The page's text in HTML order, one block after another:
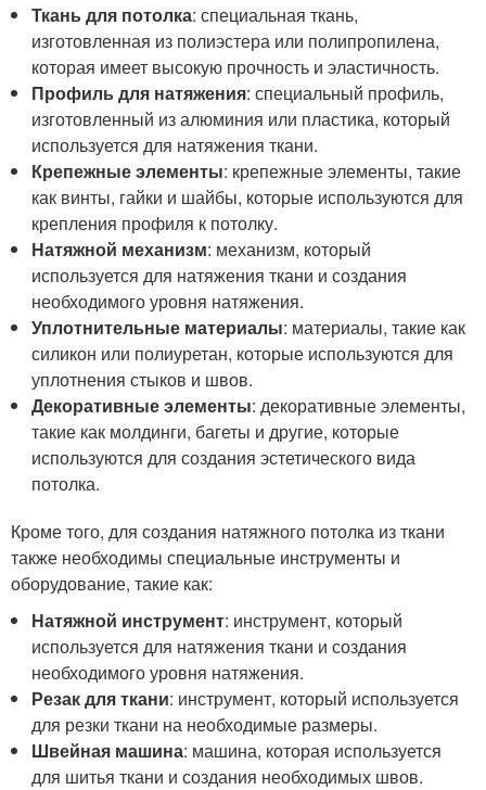
Ткань для потолка: специальная ткань,
изготовленная из полиэстера или полипропилена,
которая имеет высокую прочность и эластичность.
Профиль для натяжения: специальный профиль,
изготовленный из алюминия или пластика, который
используется для натяжения ткани.
Крепежные элементы: крепежные элементы, такие
как винты, гайки и шайбы, которые используются для
крепления профиля к потолку.
Натяжной механизм: механизм, который
используется для натяжения ткани и создания
необходимого уровня натяжения.
Уплотнительные материалы: материалы, такие как
силикон или полиуретан, которые используются для
уплотнения стыков и швов.
Декоративные элементы: декоративные элементы,
такие как молдинги, багеты и другие, которые
используются для создания эстетического вида
потолка.
Кроме того, для создания натяжного потолка из ткани
также необходимы специальные инструменты и
оборудование, такие как:
Натяжной инструмент: инструмент, который
используется для натяжения ткани и создания
необходимого уровня натяжения.
Резак для ткани: инструмент, который используется
для резки ткани на необходимые размеры.
Швейная машина: машина, которая используется
для шитья ткани и создания необходимых швов.